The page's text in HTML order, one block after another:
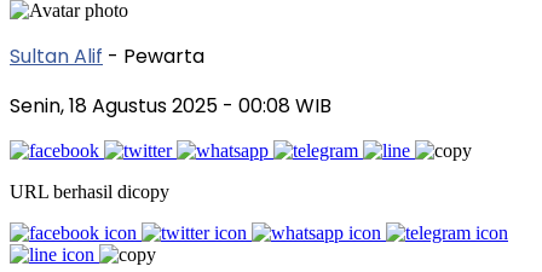
Sultan Alif - Pewarta
Senin, 18 Agustus 2025 - 00:08 WIB
URL berhasil dicopy